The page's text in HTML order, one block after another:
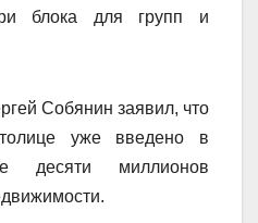
блока для групп и
Собянин заявил, что
уже введено в
десяти миллионов